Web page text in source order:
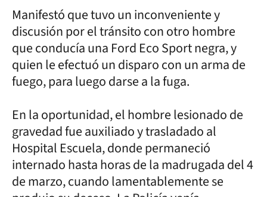
Manifestó que tuvo un inconveniente y
discusión por el tránsito con otro hombre
que conducía una Ford Eco Sport negra, y
quien le efectuó un disparo con un arma de
fuego, para luego darse a la fuga.
En la oportunidad, el hombre lesionado de
gravedad fue auxiliado y trasladado al
Hospital Escuela, donde permaneció
internado hasta horas de la madrugada del 4
de marzo, cuando lamentablemente se